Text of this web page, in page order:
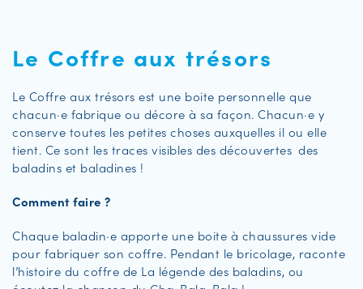
Le Coffre aux trésors
Le Coffre aux trésors est une boite personnelle que
chacun·e fabrique ou décore à sa façon. Chacun·e y
conserve toutes les petites choses auxquelles il ou elle
tient. Ce sont les traces visibles des découvertes des
baladins et baladines !
Comment faire ?
Chaque baladin·e apporte une boite à chaussures vide
pour fabriquer son coffre. Pendant le bricolage, raconte
l’histoire du coffre de La légende des baladins, ou